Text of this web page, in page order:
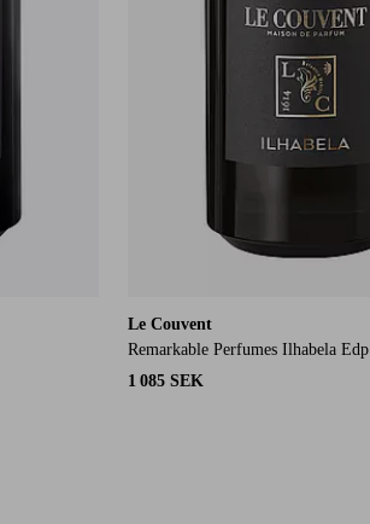
Le Couvent
Remarkable Perfumes Ilhabela Edp
1 085 SEK